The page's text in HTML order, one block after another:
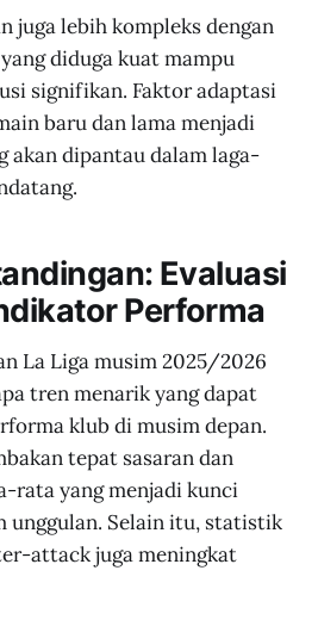
juga lebih kompleks dengan
diduga kuat mampu
signifikan. Faktor adaptasi
baru dan lama menjadi
akan dipantau dalam laga-
Evaluasi
Performa
La Liga musim 2025/2026
tren menarik yang dapat
klub di musim depan.
tepat sasaran dan
rata yang menjadi kunci
unggulan. Selain itu, statistik
attack juga meningkat